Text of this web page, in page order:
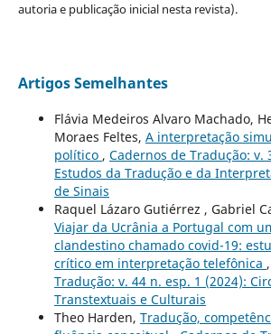
autoria e publicação inicial nesta revista).
Artigos Semelhantes
Flávia Medeiros Alvaro Machado,
Moraes Feltes, A interpretação
político , Cadernos de Tradução: v.
Estudos da Tradução e da
de Sinais
Raquel Lázaro Gutiérrez , Gabriel
Viajar da Ucrânia a Portugal com
clandestino chamado covid-19:
crítico em interpretação telefônica ,
Tradução: v. 44 n. esp. 1 (2024):
Transtextuais e Culturais
Theo Harden, Tradução,